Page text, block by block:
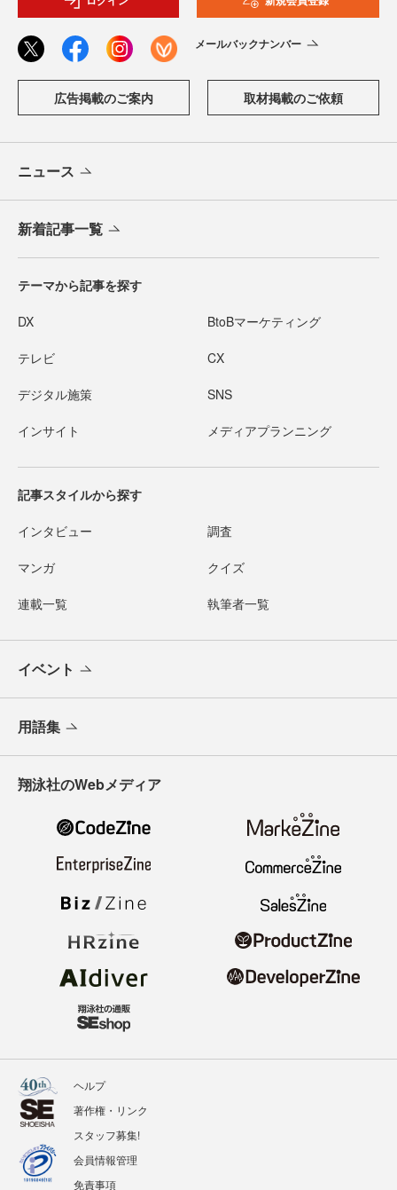
メールバックナンバー
広告掲載のご案内 取材掲載のご依頼
ニュース
新着記事一覧
テーマから記事を探す
DX BtoBマーケティング
テレビ CX
デジタル施策 SNS
インサイト メディアプランニング
記事スタイルから探す
インタビュー 調査
マンガ クイズ
連載一覧 執筆者一覧
イベント
用語集
翔泳社のWebメディア
ヘルプ
著作権・リンク
スタッフ募集!
会員情報管理
免責事項